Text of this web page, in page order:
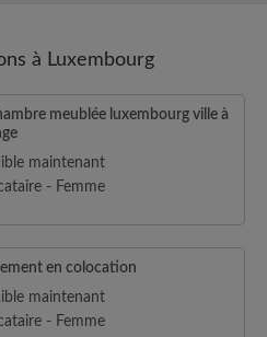
à Luxembourg
meublée luxembourg ville à
maintenant
- Femme
en colocation
maintenant
- Femme